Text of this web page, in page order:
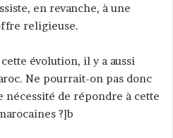
en revanche, à une
religieuse.
évolution, il y a aussi
Ne pourrait-on pas donc
nécessité de répondre à cette
?]b